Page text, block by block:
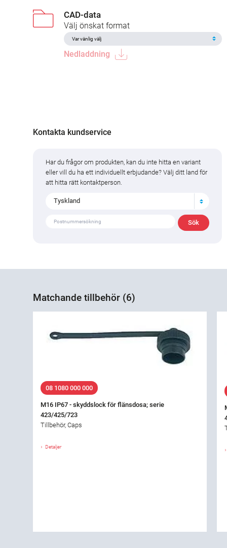
CAD-data
Välj önskat format
Nedladdning
Kontakta kundservice
Har du frågor om produkten, kan du inte hitta en variant
eller vill du ha ett individuellt erbjudande? Välj ditt land för
att hitta rätt kontaktperson.
Tyskland
Matchande tillbehör (6)
08 1080 000 000
M16 IP67 - skyddslock för flänsdosa; serie
423/425/723
Tillbehör, Caps
Detaljer